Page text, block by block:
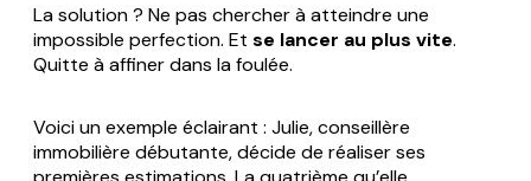
La solution ? Ne pas chercher à atteindre une
impossible perfection. Et se lancer au plus vite.
Quitte à affiner dans la foulée.
Voici un exemple éclairant : Julie, conseillère
immobilière débutante, décide de réaliser ses